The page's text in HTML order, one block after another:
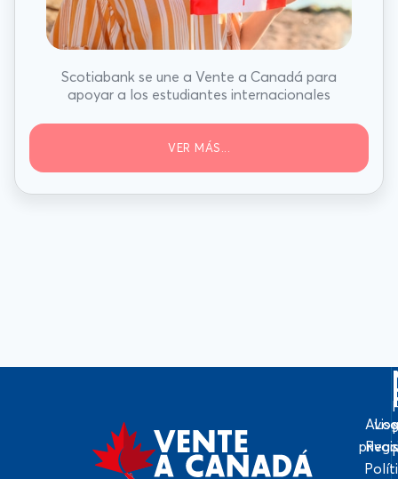
Scotiabank se une a Vente a Canadá para
apoyar a los estudiantes internacionales
VER MÁS...